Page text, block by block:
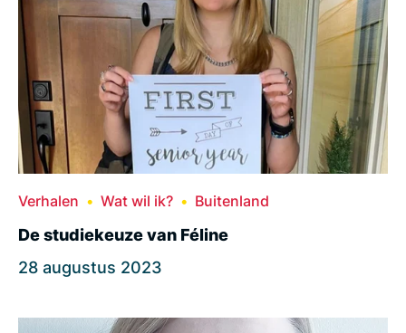
Verhalen Wat wil ik? Buitenland
De studiekeuze van Féline
28 augustus 2023